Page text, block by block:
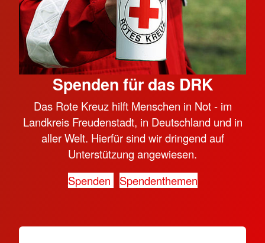
Spenden für das DRK
Das Rote Kreuz hilft Menschen in Not - im
Landkreis Freudenstadt, in Deutschland und in
aller Welt. Hierfür sind wir dringend auf
Unterstützung angewiesen.
Spenden
Spendenthemen